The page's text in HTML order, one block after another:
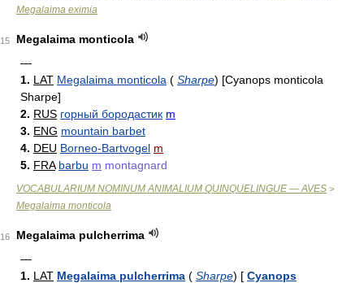
Megalaima eximia
15
Megalaima monticola
—
1. LAT Megalaima monticola ( Sharpe) [Cyanops monticola
Sharpe]
2. RUS горный бородастик m
3. ENG mountain barbet
4. DEU Borneo-Bartvogel m
5. FRA barbu m montagnard
VOCABULARIUM NOMINUM ANIMALIUM QUINQUELINGUE — AVES >
Megalaima monticola
16
Megalaima pulcherrima
—
1. LAT Megalaima pulcherrima ( Sharpe) [ Cyanops